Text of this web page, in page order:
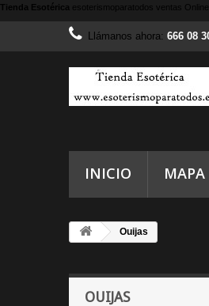
Tienda Esotérica esoterismoparatodos ventas
Llámanos ahora: 666 08
INICIO
Ouijas
OUIJAS